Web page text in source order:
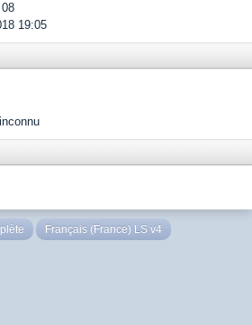
19:05
Français (France) LS v4